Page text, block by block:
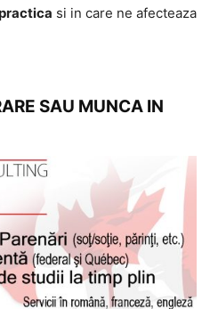
si in care ne afecteaza
SAU MUNCA IN